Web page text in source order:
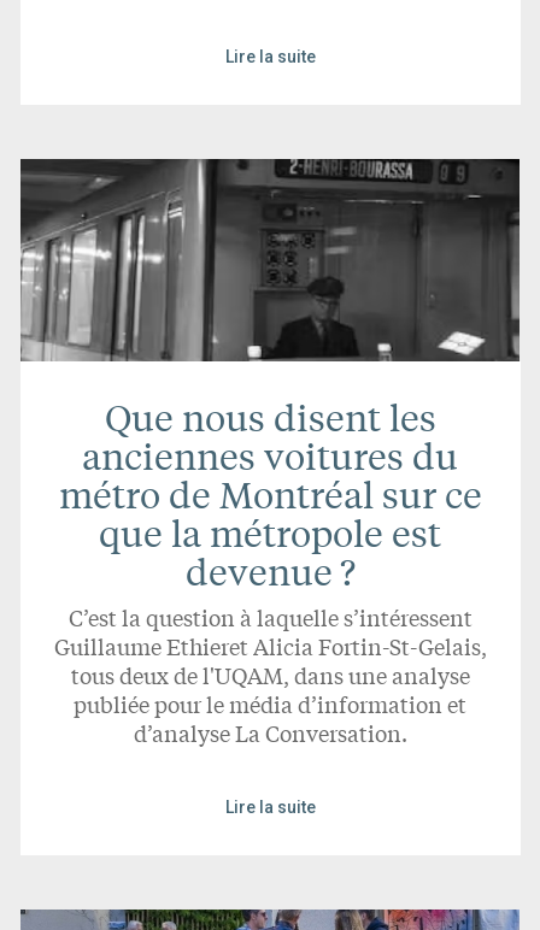
Lire la suite
Que nous disent les
anciennes voitures du
métro de Montréal sur ce
que la métropole est
devenue ?
C’est la question à laquelle s’intéressent
Guillaume Ethieret Alicia Fortin-St-Gelais,
tous deux de l'UQAM, dans une analyse
publiée pour le média d’information et
d’analyse La Conversation.
Lire la suite